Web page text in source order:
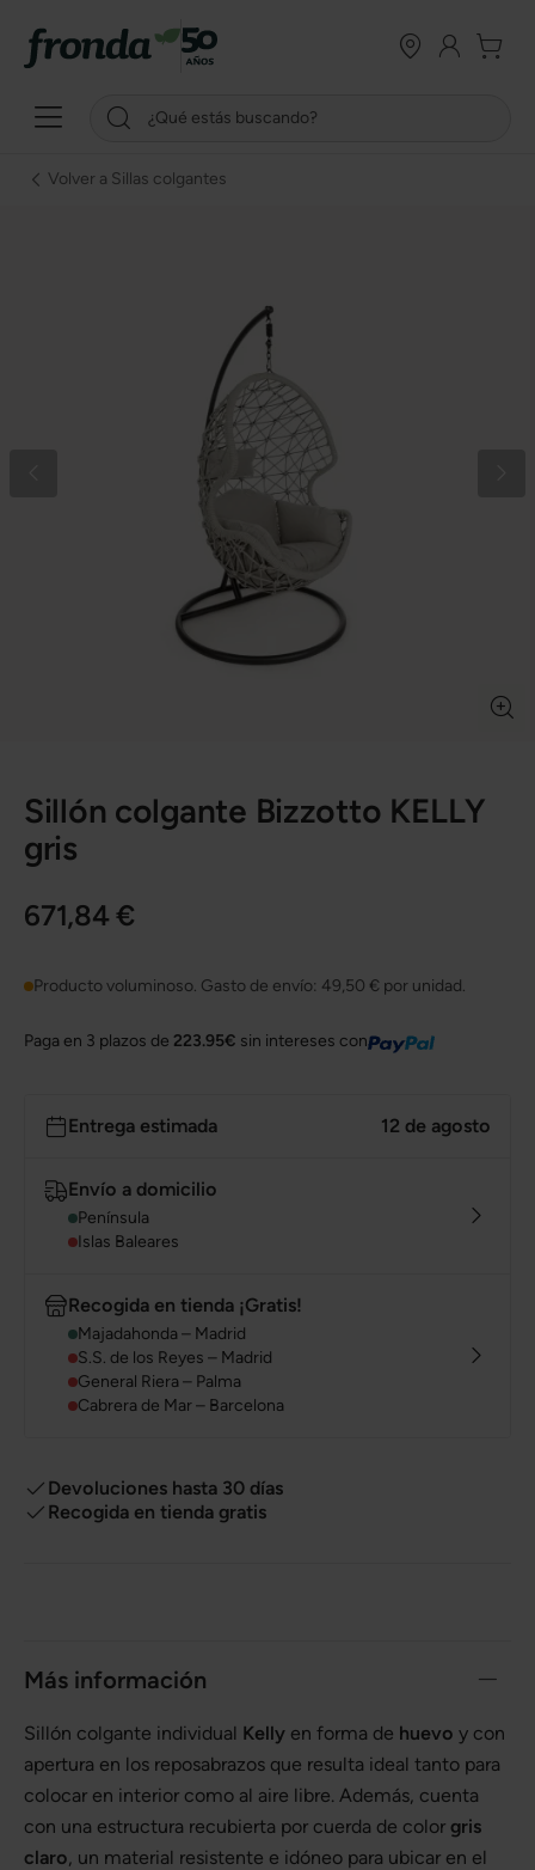
Volver a Sillas colgantes
Sillón colgante Bizzotto KELLY
gris
671,84 €
Producto voluminoso. Gasto de envío: 49,50 € por unidad.
Paga en 3 plazos de 223.95€ sin intereses con
Entrega estimada 12 de agosto
Envío a domicilio
Península
Islas Baleares
Recogida en tienda ¡Gratis!
Majadahonda – Madrid
S.S. de los Reyes – Madrid
General Riera – Palma
Cabrera de Mar – Barcelona
Devoluciones hasta 30 días
Recogida en tienda gratis
Más información
Sillón colgante individual Kelly en forma de huevo y con
apertura en los reposabrazos que resulta ideal tanto para
colocar en interior como al aire libre. Además, cuenta
con una estructura recubierta por cuerda de color gris
claro, un material resistente e idóneo para ubicar en el